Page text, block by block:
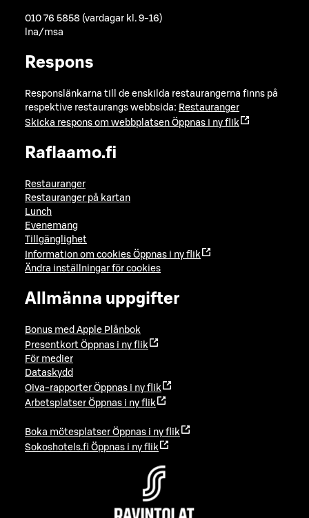
010 76 5858 (vardagar kl. 9-16)
lna/msa
Respons
Responslänkarna till de enskilda restaurangerna finns på
respektive restaurangs webbsida: Restauranger
Skicka respons om webbplatsen Öppnas i ny flik
Raflaamo.fi
Restauranger
Restauranger på kartan
Lunch
Evenemang
Tillgänglighet
Information om cookies Öppnas i ny flik
Ändra inställningar för cookies
Allmänna uppgifter
Bonus med Apple Plånbok
Presentkort Öppnas i ny flik
För medier
Dataskydd
Oiva-rapporter Öppnas i ny flik
Arbetsplatser Öppnas i ny flik
Boka mötesplatser Öppnas i ny flik
Sokoshotels.fi Öppnas i ny flik